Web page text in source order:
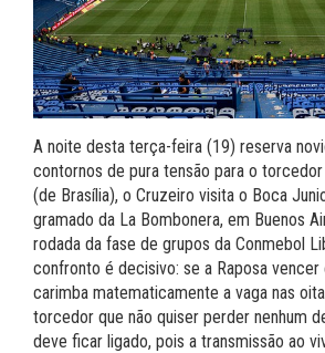
A noite desta terça-feira (19) reserva
contornos de pura tensão para o
(de Brasília), o Cruzeiro visita o Boca
gramado da La Bombonera, em Buenos
rodada da fase de grupos da Conmebol
confronto é decisivo: se a Raposa vencer
carimba matematicamente a vaga nas
torcedor que não quiser perder nenhum
deve ficar ligado, pois a transmissão ao